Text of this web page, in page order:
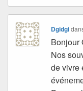
Dgidgi
Bonjour
Nos
de vivre